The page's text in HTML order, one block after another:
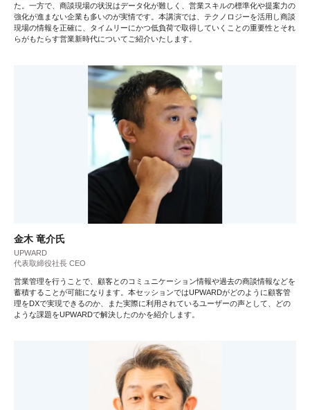
た。一方で、商談現場の状況はデータ化が難しく、営業スキルの標準化や提案力の
強化が進まない企業も多いのが実情です。本講演では、テクノロジーを活用し商談
現場の情報を正確に、タイムリーにかつ低負荷で取得していくことの重要性とそれ
らがもたらす営業新時代についてご紹介いたします。
金木 竜介氏
UPWARD
代表取締役社長 CEO
営業管理を行うことで、顧客とのコミュニケーション情報や過去の商談情報などを
蓄積することが可能になります。本セッションではUPWARDがどのように顧客管
理をDXで実現できるのか、また実際に利用されているユーザーの声として、どの
ような課題をUPWARDで解決したのかを紹介します。